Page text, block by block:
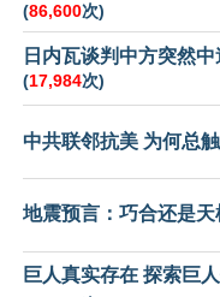
(86,600次)
日内瓦谈判中方突然
(17,984次)
中共联邻抗美 为何总
地震预言：巧合还是天
巨人真实存在 探索巨